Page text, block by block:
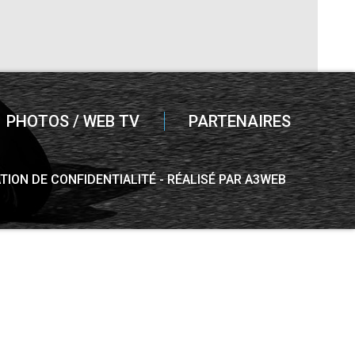
PHOTOS / WEB TV PARTENAIRES
DE CONFIDENTIALITÉ RÉALISÉ PAR A3WEB